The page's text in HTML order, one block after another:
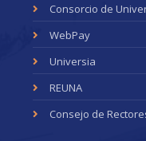
Consorcio de
WebPay
Universia
REUNA
Consejo de